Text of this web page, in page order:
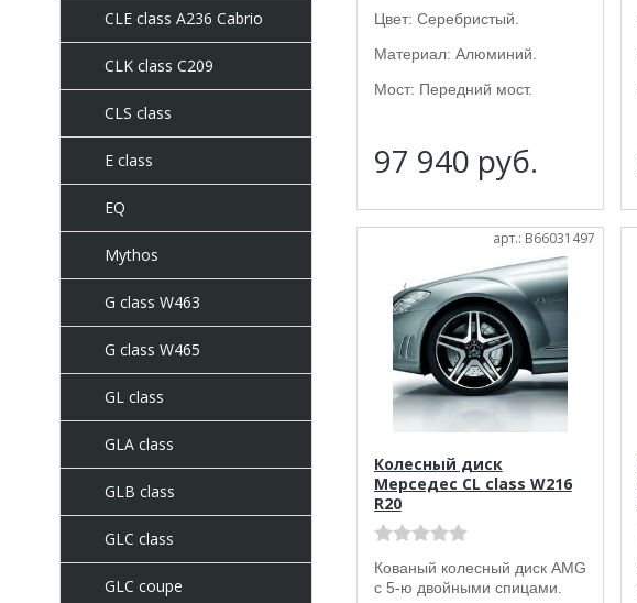
CLE class A236 Cabrio
CLK class C209
CLS class
E class
EQ
Mythos
G class W463
G class W465
GL class
GLA class
GLB class
GLC class
GLC coupe
Цвет: Серебристый.
Материал: Алюминий.
Мост: Передний мост.
97 940 руб.
арт.: B66031497
Колесный диск
Мерседес CL class W216
R20
Кованый колесный диск AMG
с 5-ю двойными спицами.